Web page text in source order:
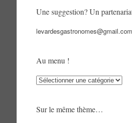
Une suggestion? Un
levardesgastronomes@gmail.com
Au menu !
Au
Sur le même thème…